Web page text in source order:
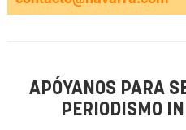
APÓYANOS PARA
PERIODISMO